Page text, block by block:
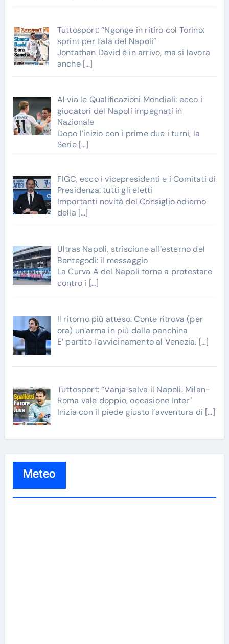
Tuttosport: “Ngonge in ritiro col Torino:
sprint per l’ala del Napoli”
Jontathan David è in arrivo, ma si lavora
anche […]
Al via le Qualificazioni Mondiali: ecco i
giocatori del Napoli impegnati in
Nazionale
Dopo l’inizio con i prime due i turni, la
Serie […]
FIGC, ecco i vicepresidenti e i Comitati di
Presidenza: tutti gli eletti
Importanti novità del Consiglio odierno
della […]
Ultras Napoli, striscione all’esterno del
Bentegodi: il messaggio
La Curva A del Napoli torna a protestare
contro i […]
Il ritorno più atteso: Conte ritrova (per
ora) un’arma in più dalla panchina
E’ partito l’avvicinamento al Venezia. […]
Tuttosport: “Vanja salva il Napoli. Milan-
Roma vale doppio, occasione Inter”
Inizia con il piede giusto l’avventura di […]
Meteo